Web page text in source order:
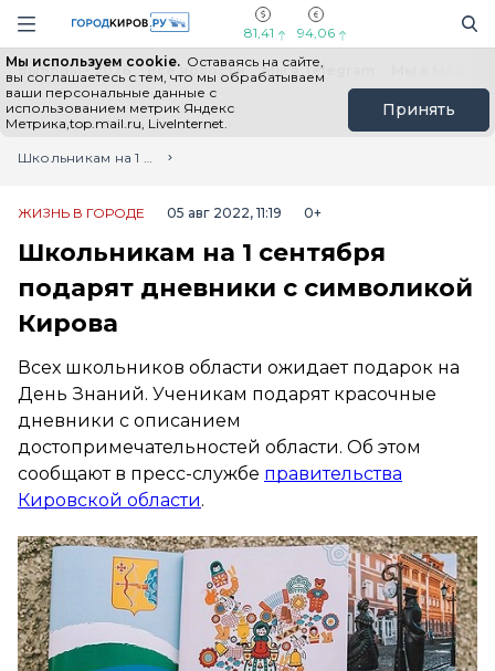
Навигация сайта
81,41 94,06
Мы используем cookie. Оставаясь на сайте,
вы соглашаетесь с тем, что мы обрабатываем
ваши персональные данные с
использованием метрик Яндекс
Метрика,top.mail.ru, LiveInternet.
Принять
Выборы - 2026 Все новости Мы в Telegram
Главная
Лента новостей
Школьникам на 1 сентября подарят дневники с символикой Кирова
ЖИЗНЬ В ГОРОДЕ 05 авг 2022, 11:19 0+
Школьникам на 1 сентября
подарят дневники с символикой
Кирова
Всех школьников области ожидает подарок на
День Знаний. Ученикам подарят красочные
дневники с описанием
достопримечательностей области. Об этом
сообщают в пресс-службе правительства
Кировской области.